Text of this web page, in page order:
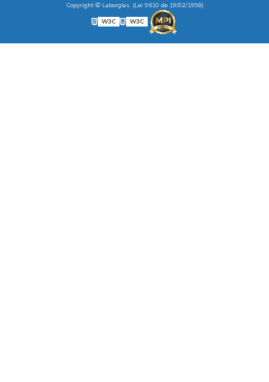
Copyright © Laborglas. (Lei 9610 de 19/02/1998)
W3C
W3C